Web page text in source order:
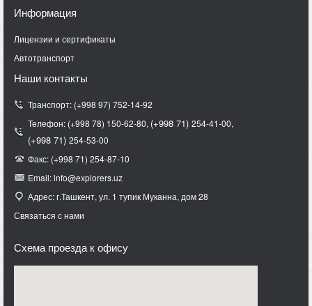
Информация
Лицензии и сертификаты
Автотранспорт
Наши контакты
Транспорт: (+998 97) 752-14-92
Телефон: (+998 78) 150-62-80, (+998 71) 254-41-00,
(+998 71) 254-53-00
Факс: (+998 71) 254-87-10
Email: info@explorers.uz
Адрес: г.Ташкент, ул. 1 тупик Муканна, дом 28
Связаться с нами
Схема проезда к офису